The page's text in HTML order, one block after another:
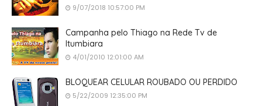
9/07/2018 10:57:00 PM
Campanha pelo Thiago na Rede Tv de
Itumbiara
4/01/2010 12:01:00 AM
BLOQUEAR CELULAR ROUBADO OU PERDIDO
5/22/2009 12:35:00 PM